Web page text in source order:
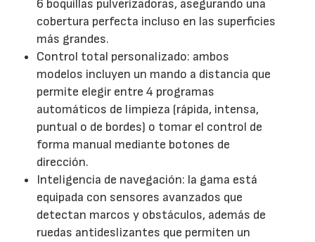
6 boquillas pulverizadoras, asegurando una
cobertura perfecta incluso en las superficies
más grandes.
Control total personalizado: ambos
modelos incluyen un mando a distancia que
permite elegir entre 4 programas
automáticos de limpieza (rápida, intensa,
puntual o de bordes) o tomar el control de
forma manual mediante botones de
dirección.
Inteligencia de navegación: la gama está
equipada con sensores avanzados que
detectan marcos y obstáculos, además de
ruedas antideslizantes que permiten un